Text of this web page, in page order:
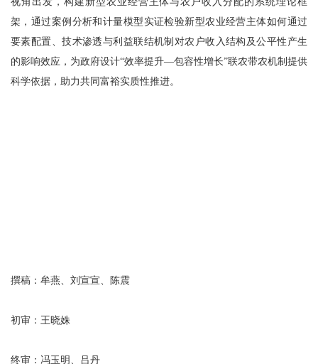
架，通过案例分析和计量模型实证检验新型农业经营主体如何通过
要素配置、技术渗透与利益联结机制对农户收入结构及公平性产生
的影响效应，为政府设计“效率提升—包容性增长”联农带农机制提供
科学依据，助力共同富裕实质性推进。
撰稿：牟燕、刘宣宣、陈震
初审：王晓姝
终审：冯玉明、吕丹